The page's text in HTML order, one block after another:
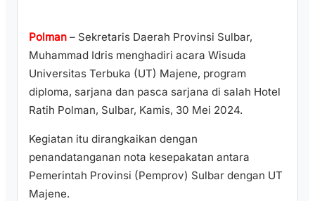
Polman – Sekretaris Daerah Provinsi Sulbar,
Muhammad Idris menghadiri acara Wisuda
Universitas Terbuka (UT) Majene, program
diploma, sarjana dan pasca sarjana di salah Hotel
Ratih Polman, Sulbar, Kamis, 30 Mei 2024.
Kegiatan itu dirangkaikan dengan
penandatanganan nota kesepakatan antara
Pemerintah Provinsi (Pemprov) Sulbar dengan UT
Majene.